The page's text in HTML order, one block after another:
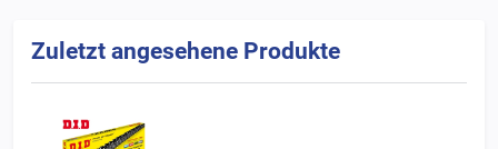
Zuletzt angesehene Produkte